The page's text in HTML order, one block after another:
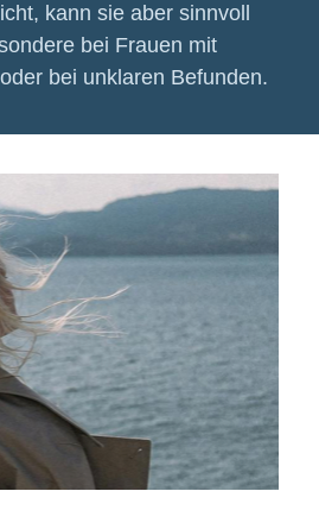
kann sie aber sinnvoll
bei Frauen mit
bei unklaren Befunden.